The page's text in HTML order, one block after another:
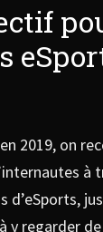
2019, on
à
regarder de